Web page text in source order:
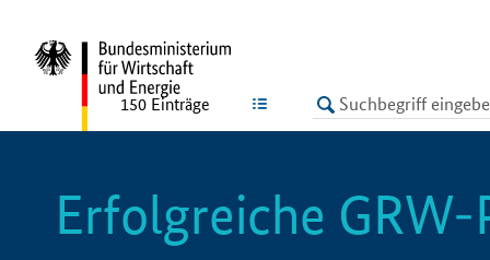
LISTE
150 Einträge
Erfolgreiche